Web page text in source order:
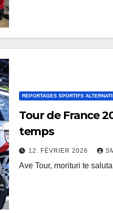
REPORTAGES SPORTIFS
Tour de France
temps
12. FÉVRIER 2026
Ave Tour, morituri te